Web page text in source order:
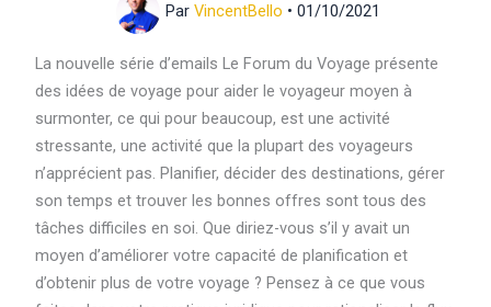
Par VincentBello • 01/10/2021
La nouvelle série d’emails Le Forum du Voyage présente
des idées de voyage pour aider le voyageur moyen à
surmonter, ce qui pour beaucoup, est une activité
stressante, une activité que la plupart des voyageurs
n’apprécient pas. Planifier, décider des destinations, gérer
son temps et trouver les bonnes offres sont tous des
tâches difficiles en soi. Que diriez-vous s’il y avait un
moyen d’améliorer votre capacité de planification et
d’obtenir plus de votre voyage ? Pensez à ce que vous